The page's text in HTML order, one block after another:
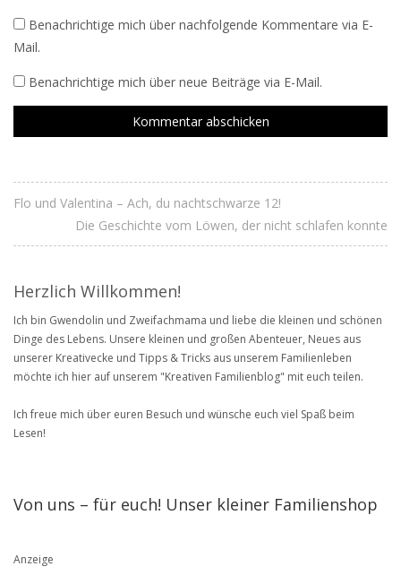
Benachrichtige mich über nachfolgende Kommentare via E-
Mail.
Benachrichtige mich über neue Beiträge via E-Mail.
Flo und Valentina – Ach, du nachtschwarze 12!
Die Geschichte vom Löwen, der nicht schlafen konnte
Herzlich Willkommen!
Ich bin Gwendolin und Zweifachmama und liebe die kleinen und schönen
Dinge des Lebens. Unsere kleinen und großen Abenteuer, Neues aus
unserer Kreativecke und Tipps & Tricks aus unserem Familienleben
möchte ich hier auf unserem "Kreativen Familienblog" mit euch teilen.
Ich freue mich über euren Besuch und wünsche euch viel Spaß beim
Lesen!
Von uns – für euch! Unser kleiner Familienshop
Anzeige